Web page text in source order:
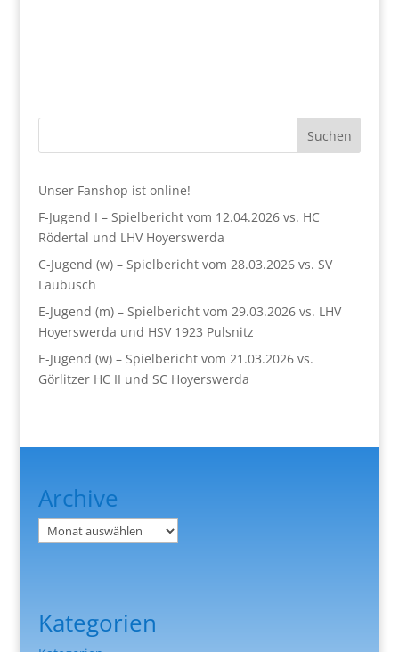
Suchen
Unser Fanshop ist online!
F-Jugend I – Spielbericht vom 12.04.2026 vs. HC
Rödertal und LHV Hoyerswerda
C-Jugend (w) – Spielbericht vom 28.03.2026 vs. SV
Laubusch
E-Jugend (m) – Spielbericht vom 29.03.2026 vs. LHV
Hoyerswerda und HSV 1923 Pulsnitz
E-Jugend (w) – Spielbericht vom 21.03.2026 vs.
Görlitzer HC II und SC Hoyerswerda
Archive
Archiv
Kategorien